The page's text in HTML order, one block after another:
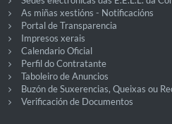
As miñas xestións - Notificacións
Portal de Transparencia
Impresos xerais
Calendario Oficial
Perfil do Contratante
Taboleiro de Anuncios
Buzón de Suxerencias, Queixas ou
Verificación de Documentos